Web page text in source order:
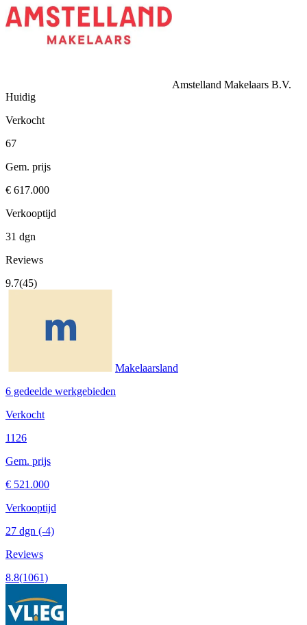
Amstelland Makelaars B.V.
Huidig
Verkocht
67
Gem. prijs
€ 617.000
Verkooptijd
31 dgn
Reviews
9.7(45)
Makelaarsland
6 gedeelde werkgebieden
Verkocht
1126
Gem. prijs
€ 521.000
Verkooptijd
27 dgn (-4)
Reviews
8.8(1061)